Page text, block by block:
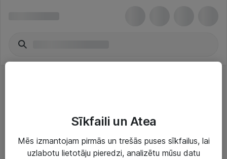
Sīkfaili un Atea
Mēs izmantojam pirmās un trešās puses sīkfailus, lai
uzlabotu lietotāju pieredzi, analizētu mūsu datu